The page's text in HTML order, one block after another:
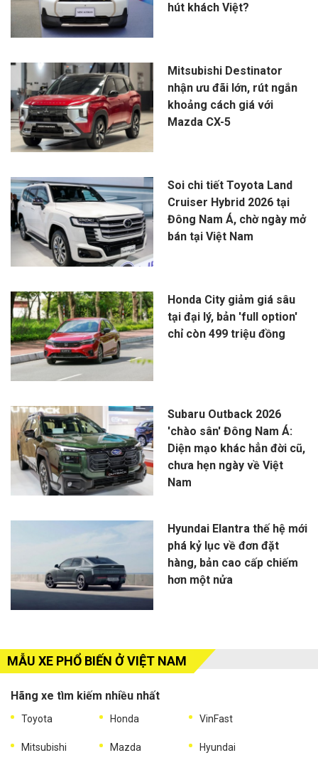
hút khách Việt?
Mitsubishi Destinator
nhận ưu đãi lớn, rút ngắn
khoảng cách giá với
Mazda CX-5
Soi chi tiết Toyota Land
Cruiser Hybrid 2026 tại
Đông Nam Á, chờ ngày mở
bán tại Việt Nam
Honda City giảm giá sâu
tại đại lý, bản 'full option'
chỉ còn 499 triệu đồng
Subaru Outback 2026
'chào sân' Đông Nam Á:
Diện mạo khác hẳn đời cũ,
chưa hẹn ngày về Việt
Nam
Hyundai Elantra thế hệ mới
phá kỷ lục về đơn đặt
hàng, bản cao cấp chiếm
hơn một nửa
MẪU XE PHỔ BIẾN Ở VIỆT NAM
Hãng xe tìm kiếm nhiều nhất
Toyota Honda VinFast
Mitsubishi Mazda Hyundai